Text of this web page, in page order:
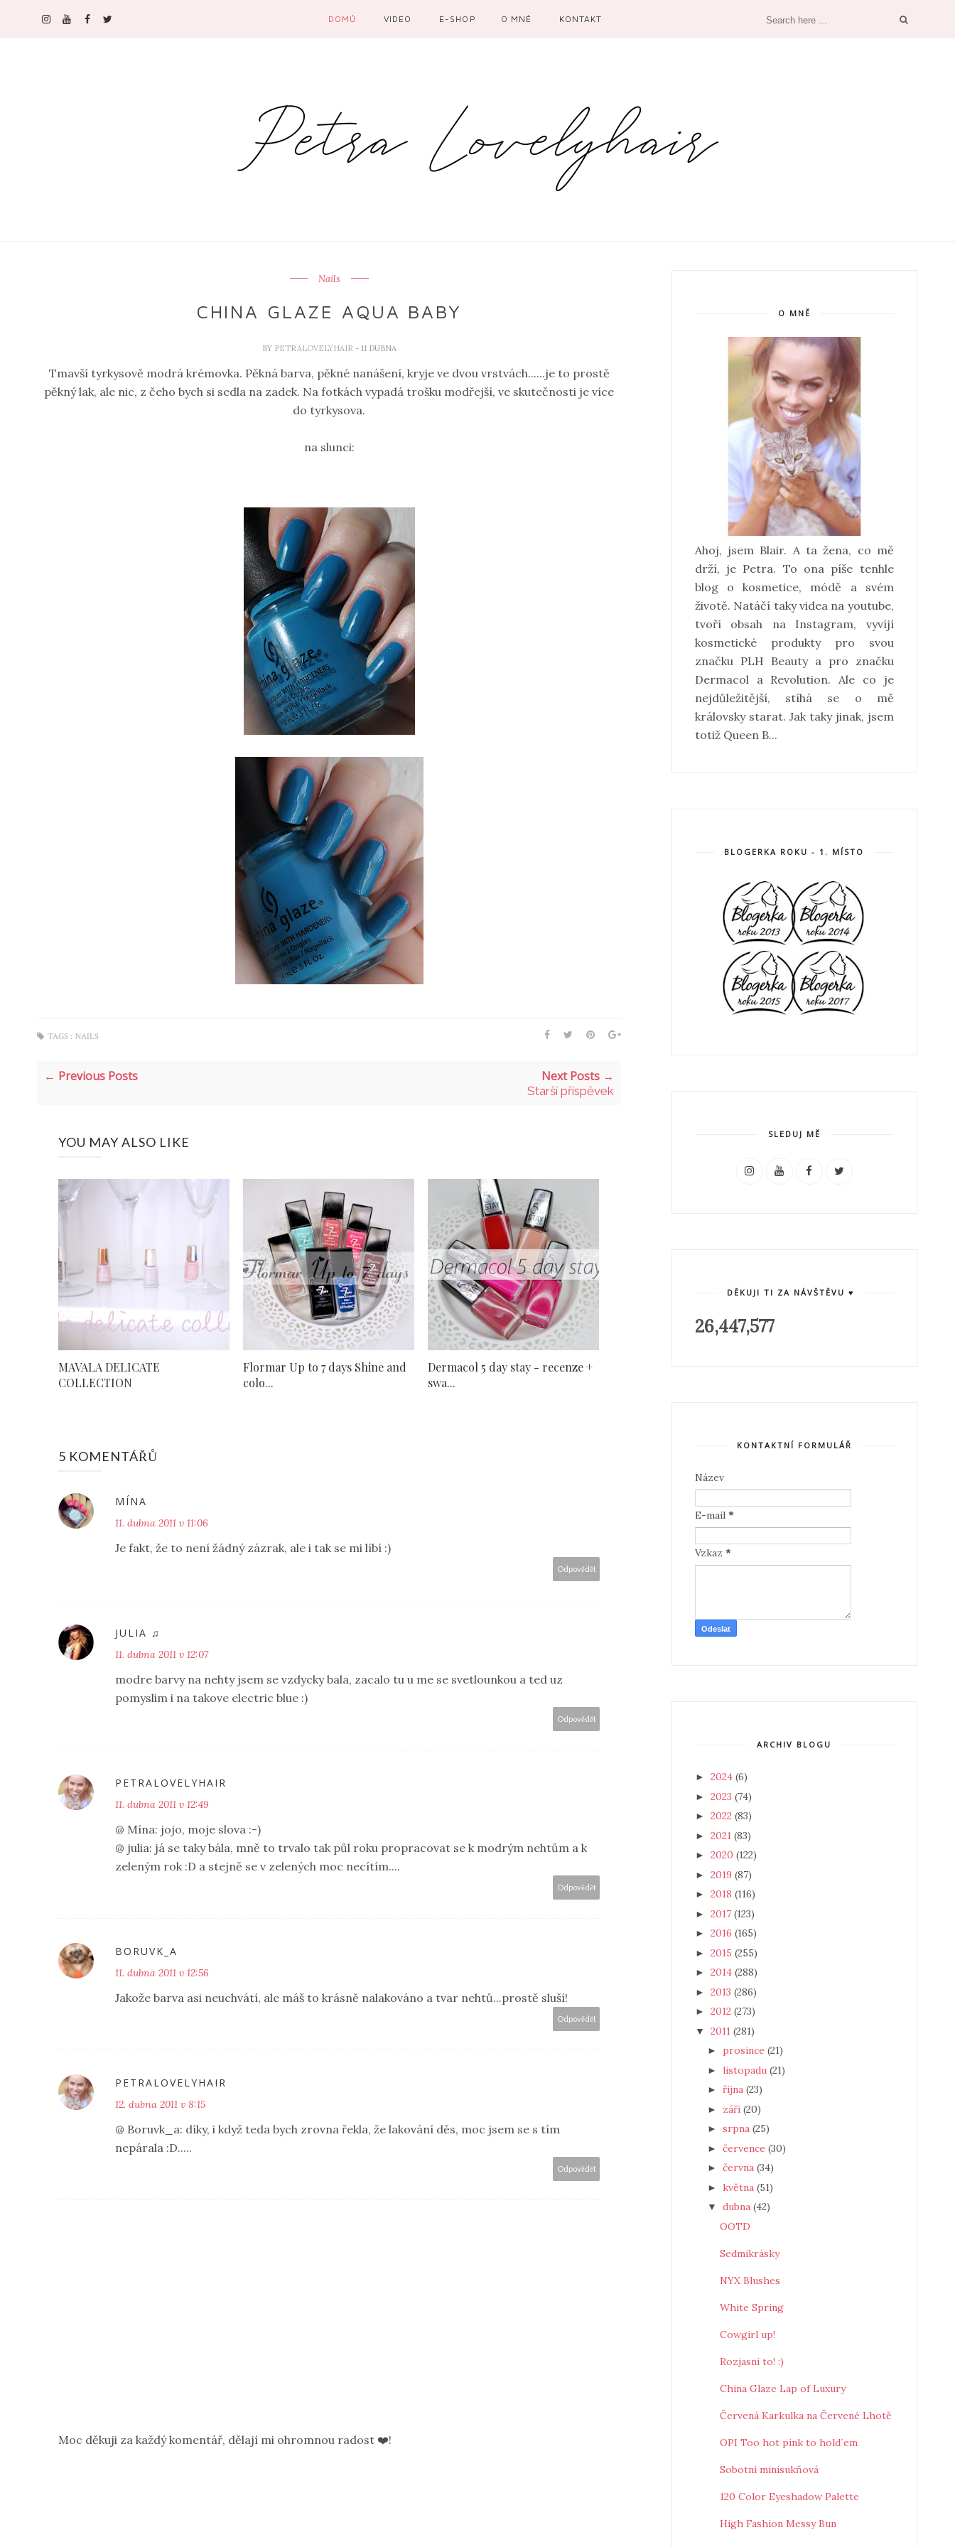
DOMŮ VIDEO E-SHOP O MNĚ KONTAKT
Nails
CHINA GLAZE AQUA BABY
BY PETRALOVELYHAIR - 11 DUBNA
Tmavší tyrkysově modrá krémovka. Pěkná barva, pěkné nanášení, kryje ve dvou vrstvách......je to prostě
pěkný lak, ale nic, z čeho bych si sedla na zadek. Na fotkách vypadá trošku modřejší, ve skutečnosti je více
do tyrkysova.
na slunci:
TAGS : NAILS
← Previous Posts Next Posts →
Starší příspěvek
YOU MAY ALSO LIKE
MAVALA DELICATE
COLLECTION
Flormar Up to 7 days Shine and
colo...
Dermacol 5 day stay - recenze +
swa...
5 KOMENTÁŘŮ
MÍNA
11. dubna 2011 v 11:06
Je fakt, že to není žádný zázrak, ale i tak se mi líbí :)
Odpovědět
JULIA ♫
11. dubna 2011 v 12:07
modre barvy na nehty jsem se vzdycky bala, zacalo tu u me se svetlounkou a ted uz
pomyslim i na takove electric blue :)
Odpovědět
PETRALOVELYHAIR
11. dubna 2011 v 12:49
@ Mína: jojo, moje slova :-)
@ julia: já se taky bála, mně to trvalo tak půl roku propracovat se k modrým nehtům a k
zeleným rok :D a stejně se v zelených moc necítím....
Odpovědět
BORUVK_A
11. dubna 2011 v 12:56
Jakože barva asi neuchvátí, ale máš to krásně nalakováno a tvar nehtů...prostě sluší!
Odpovědět
PETRALOVELYHAIR
12. dubna 2011 v 8:15
@ Boruvk_a: díky, i když teda bych zrovna řekla, že lakování děs, moc jsem se s tím
nepárala :D.....
Odpovědět
Moc děkuji za každý komentář, dělají mi ohromnou radost ❤️!
O MNĚ
Ahoj, jsem Blair. A ta žena, co mě
drží, je Petra. To ona píše tenhle
blog o kosmetice, módě a svém
životě. Natáčí taky videa na youtube,
tvoří obsah na Instagram, vyvíjí
kosmetické produkty pro svou
značku PLH Beauty a pro značku
Dermacol a Revolution. Ale co je
nejdůležitější, stíhá se o mě
královsky starat. Jak taky jinak, jsem
totiž Queen B...
BLOGERKA ROKU - 1. MÍSTO
SLEDUJ MĚ
DĚKUJI TI ZA NÁVŠTĚVU ♥
26,447,577
KONTAKTNÍ FORMULÁŘ
Název
E-mail *
Vzkaz *
ARCHIV BLOGU
► 2024 (6)
► 2023 (74)
► 2022 (83)
► 2021 (83)
► 2020 (122)
► 2019 (87)
► 2018 (116)
► 2017 (123)
► 2016 (165)
► 2015 (255)
► 2014 (288)
► 2013 (286)
► 2012 (273)
▼ 2011 (281)
► prosince (21)
► listopadu (21)
► října (23)
► září (20)
► srpna (25)
► července (30)
► června (34)
► května (51)
▼ dubna (42)
OOTD
Sedmikrásky
NYX Blushes
White Spring
Cowgirl up!
Rozjasni to! :)
China Glaze Lap of Luxury
Červená Karkulka na Červené Lhotě
OPI Too hot pink to hold´em
Sobotní minisukňová
120 Color Eyeshadow Palette
High Fashion Messy Bun